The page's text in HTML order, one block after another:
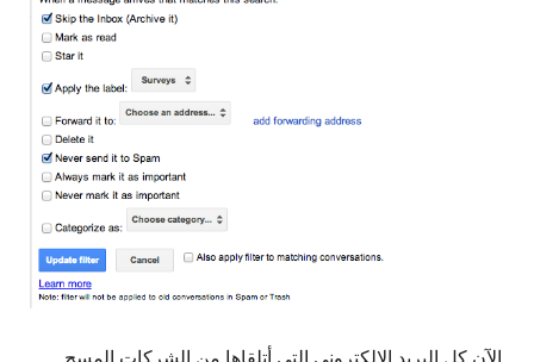
الآن كل البريد الإلكتروني التي أتلقاها من الشركات المسح